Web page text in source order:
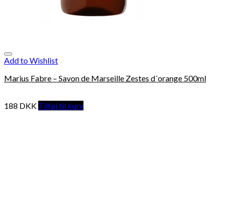
Add to Wishlist
Marius Fabre – Savon de Marseille Zestes d´orange 500ml
188 DKK Tilføj til kurv